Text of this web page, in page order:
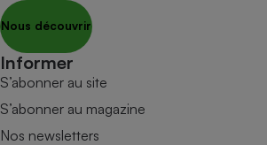
Nous découvrir
Informer
S’abonner au site
S’abonner au magazine
Nos newsletters